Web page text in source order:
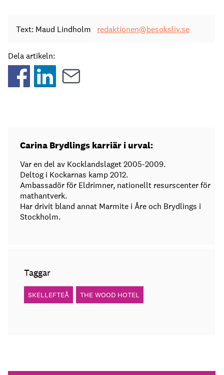
Text: Maud Lindholm redaktionen@besoksliv.se
Dela artikeln:
Carina Brydlings karriär i urval:
Var en del av Kocklandslaget 2005-2009.
Deltog i Kockarnas kamp 2012.
Ambassadör för Eldrimner, nationellt resurscenter för
mathantverk.
Har drivit bland annat Marmite i Åre och Brydlings i
Stockholm.
Taggar
SKELLEFTEÅ THE WOOD HOTEL